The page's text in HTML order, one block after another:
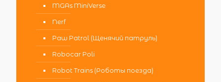
MGAs MiniVerse
Nerf
Paw Patrol (Щенячий патруль)
Robocar Poli
Robot Trains (Роботы поезда)